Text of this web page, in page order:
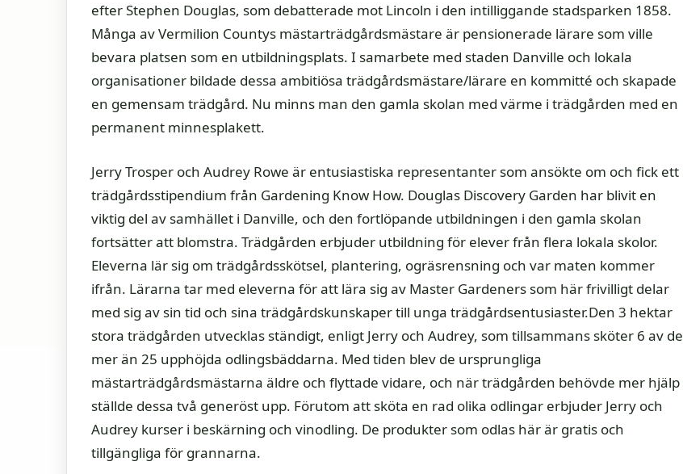
efter Stephen Douglas, som debatterade mot Lincoln i den intilliggande stadsparken 1858.
Många av Vermilion Countys mästarträdgårdsmästare är pensionerade lärare som ville
bevara platsen som en utbildningsplats. I samarbete med staden Danville och lokala
organisationer bildade dessa ambitiösa trädgårdsmästare/lärare en kommitté och skapade
en gemensam trädgård. Nu minns man den gamla skolan med värme i trädgården med en
permanent minnesplakett.
Jerry Trosper och Audrey Rowe är entusiastiska representanter som ansökte om och fick ett
trädgårdsstipendium från Gardening Know How. Douglas Discovery Garden har blivit en
viktig del av samhället i Danville, och den fortlöpande utbildningen i den gamla skolan
fortsätter att blomstra. Trädgården erbjuder utbildning för elever från flera lokala skolor.
Eleverna lär sig om trädgårdsskötsel, plantering, ogräsrensning och var maten kommer
ifrån. Lärarna tar med eleverna för att lära sig av Master Gardeners som här frivilligt delar
med sig av sin tid och sina trädgårdskunskaper till unga trädgårdsentusiaster.Den 3 hektar
stora trädgården utvecklas ständigt, enligt Jerry och Audrey, som tillsammans sköter 6 av de
mer än 25 upphöjda odlingsbäddarna. Med tiden blev de ursprungliga
mästarträdgårdsmästarna äldre och flyttade vidare, och när trädgården behövde mer hjälp
ställde dessa två generöst upp. Förutom att sköta en rad olika odlingar erbjuder Jerry och
Audrey kurser i beskärning och vinodling. De produkter som odlas här är gratis och
tillgängliga för grannarna.